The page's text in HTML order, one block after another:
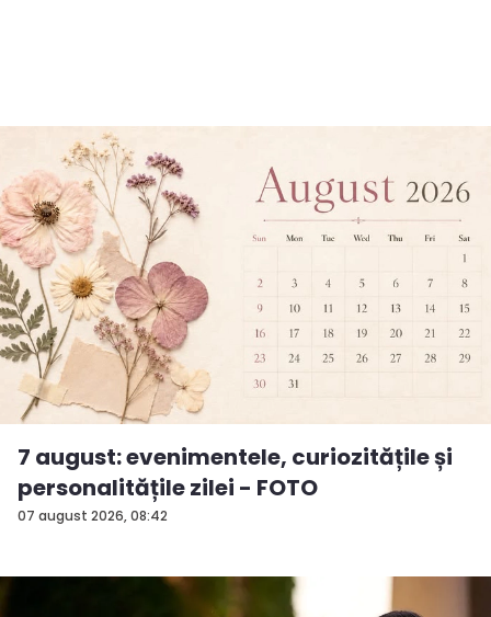
07 august 2026, 08:42
7 august: evenimentele, curiozitățile și
personalitățile zilei - FOTO